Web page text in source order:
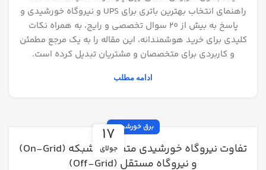
راهنمای انتخاب بهترین باتری برای UPS و نیروگاه خورشیدی و
پاسخ به بیش از ۲۰ سوال تخصصی و رایج، به همراه نکات
کلیدی برای خرید هوشمندانه، این مقاله را به یک مرجع مطمئن
و کاربردی برای متخصصان و مشتریان تبدیل کرده است.
ادامه مطلب
17
جولای
برق خورشیدی
تفاوت نیروگاه خورشیدی متصل به شبکه (On-Grid)
و نیروگاه مستقل (Off-Grid)